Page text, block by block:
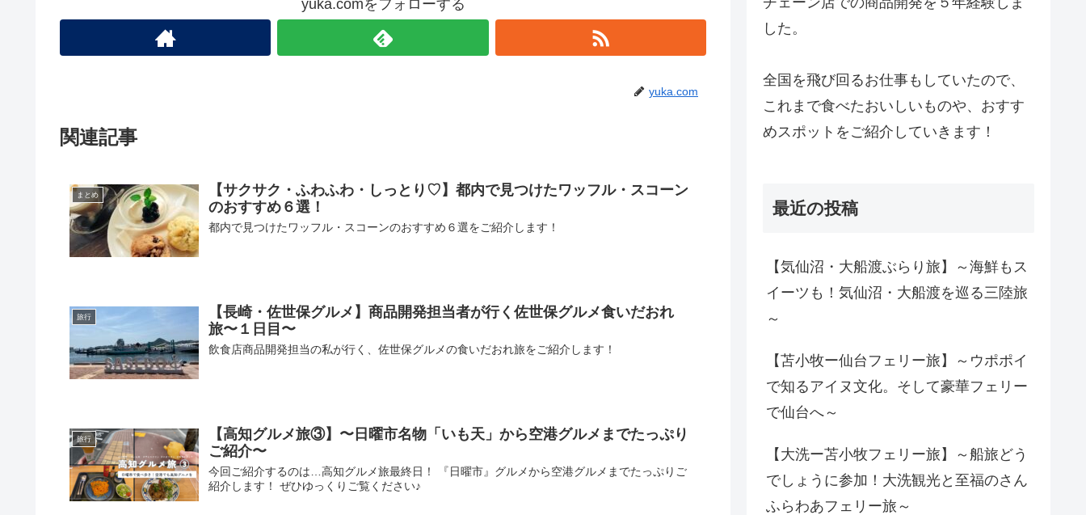
yuka.comをフォローする
yuka.com
関連記事
まとめ
【サクサク・ふわふわ・しっとり♡】都内で見つけたワッフル・スコーン
のおすすめ６選！
都内で見つけたワッフル・スコーンのおすすめ６選をご紹介します！
旅行
【長崎・佐世保グルメ】商品開発担当者が行く佐世保グルメ食いだおれ
旅〜１日目〜
飲食店商品開発担当の私が行く、佐世保グルメの食いだおれ旅をご紹介します！
旅行
【高知グルメ旅③】〜日曜市名物「いも天」から空港グルメまでたっぷり
ご紹介〜
今回ご紹介するのは…高知グルメ旅最終日！ 『日曜市』グルメから空港グルメまでたっぷりご
紹介します！ ぜひゆっくりご覧ください♪
した。
全国を飛び回るお仕事もしていたので、
これまで食べたおいしいものや、おすす
めスポットをご紹介していきます！
最近の投稿
【気仙沼・大船渡ぶらり旅】～海鮮もス
イーツも！気仙沼・大船渡を巡る三陸旅
～
【苫小牧ー仙台フェリー旅】～ウポポイ
で知るアイヌ文化。そして豪華フェリー
で仙台へ～
【大洗ー苫小牧フェリー旅】～船旅どう
でしょうに参加！大洗観光と至福のさん
ふらわあフェリー旅～